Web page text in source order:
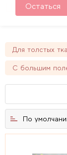
Остаться
Для толстых
С большим
По